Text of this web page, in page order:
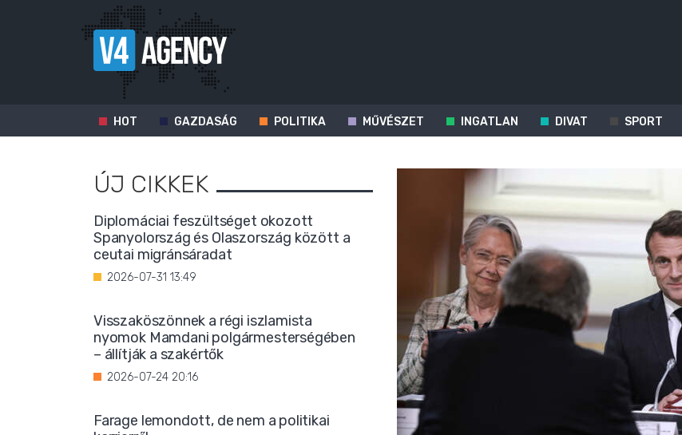
HOT GAZDASÁG POLITIKA MŰVÉSZET INGATLAN DIVAT SPORT
ÚJ CIKKEK
Diplomáciai feszültséget okozott
Spanyolország és Olaszország között a
ceutai migránsáradat
2026-07-31 13:49
Visszaköszönnek a régi iszlamista
nyomok Mamdani polgármesterségében
– állítják a szakértők
2026-07-24 20:16
Farage lemondott, de nem a politikai